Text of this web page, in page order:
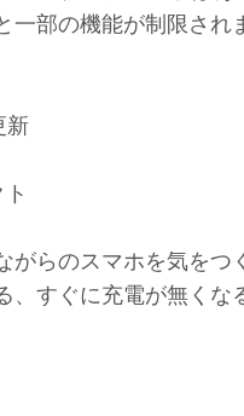
部の機能が制限され
新
がらのスマホを気を
、すぐに充電が無く